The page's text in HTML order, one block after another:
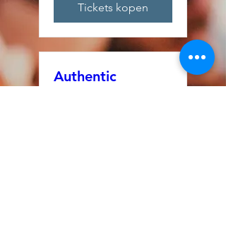
Tickets kopen
Authentic